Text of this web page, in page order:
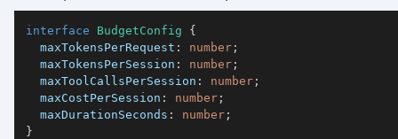
interface BudgetConfig
{
  maxTokensPerRequest
: number ;
  maxTokensPerSession
: number ;
  maxToolCallsPerSession
: number ;
  maxCostPerSession
: number ;
  maxDurationSeconds
: number ;
}